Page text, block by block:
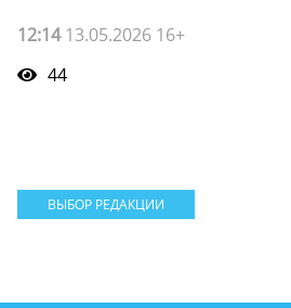
12:1413.05.2026 16+
44
ВЫБОР РЕДАКЦИИ